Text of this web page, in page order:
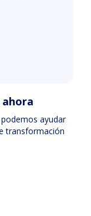
ayudar
transformación